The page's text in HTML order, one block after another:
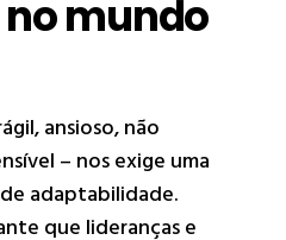
mundo
ansioso, não
– nos exige uma
adaptabilidade.
que lideranças e